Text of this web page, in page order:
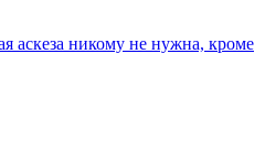
аскеза никому не нужна, кроме